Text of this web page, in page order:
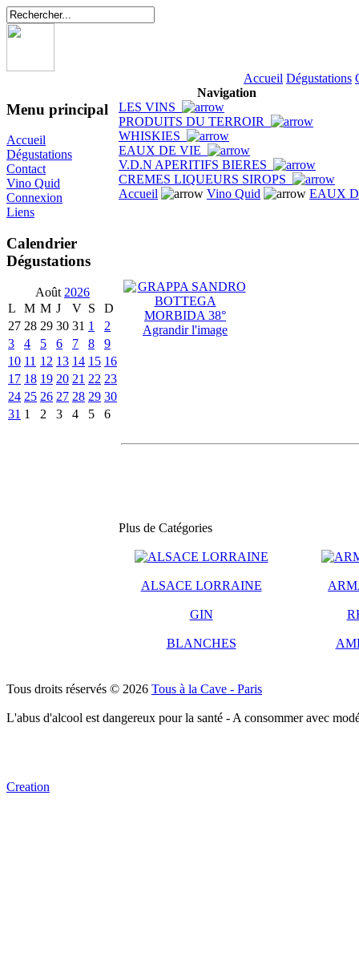
Accueil Dégustations
Menu principal
Accueil
Dégustations
Contact
Vino Quid
Connexion
Liens
Calendrier
Dégustations
Août 2026
L
M M J V S
D
27 28 29 30 31 1
2
3
4 5 6 7 8
9
10 11 12 13 14 15 16
17 18 19 20 21 22 23
24 25 26 27 28 29 30
31 1 2 3 4 5 6
Navigation
LES VINS
PRODUITS DU TERROIR
WHISKIES
EAUX DE VIE
V.D.N APERITIFS BIERES
CREMES LIQUEURS SIROPS
Accueil
Vino Quid EAUX
Agrandir l'image
Plus de Catégories
ALSACE LORRAINE
GIN
BLANCHES
Tous droits réservés © 2026 Tous à la Cave - Paris
L'abus d'alcool est dangereux pour la santé - A consommer avec
Creation